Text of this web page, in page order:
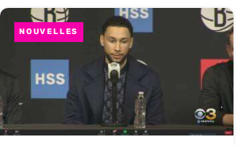
NOUVELLES